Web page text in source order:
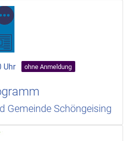
Uhr
ohne Anmeldung
Gemeinde Schöngeising